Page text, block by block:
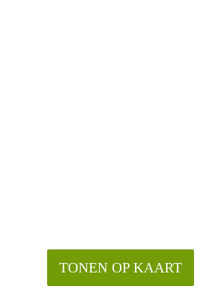
TONEN OP KAART